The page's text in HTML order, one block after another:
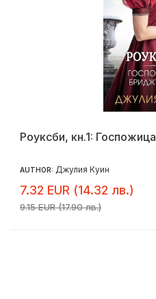
Роуксби, кн.1:
AUTHOR: Джулия Куин
7.32 EUR (14.32 лв.)
9.15 EUR (17.90 лв.)